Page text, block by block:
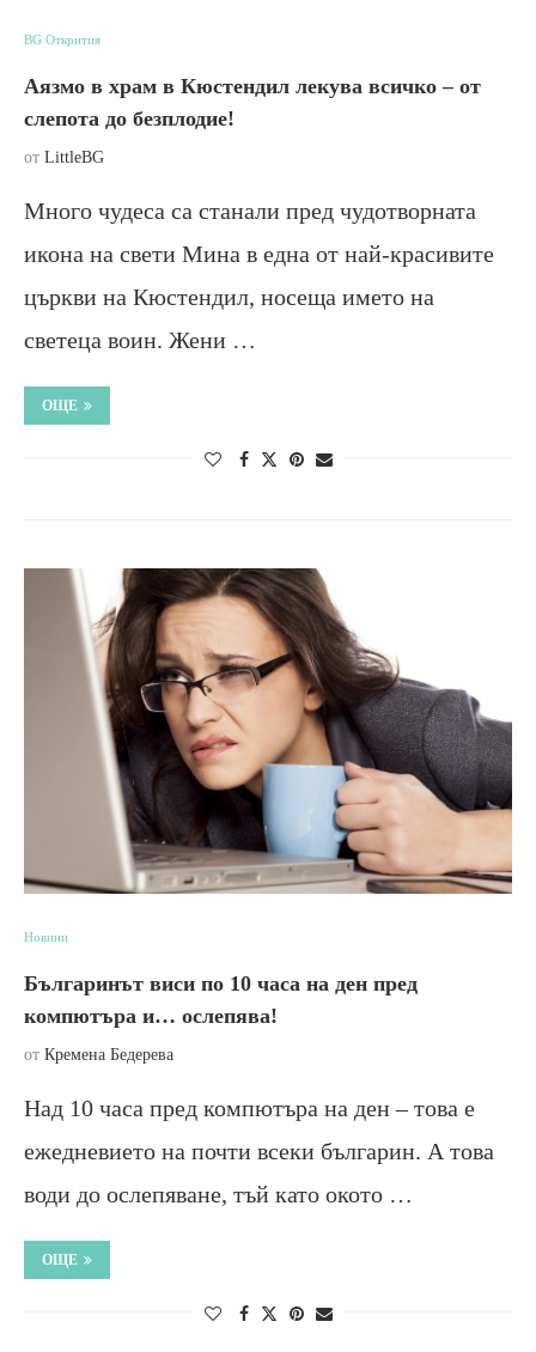
BG Открития
Аязмо в храм в Кюстендил лекува всичко – от
слепота до безплодие!
от LittleBG
Много чудеса са станали пред чудотворната
икона на свети Мина в една от най-красивите
църкви на Кюстендил, носеща името на
светеца воин. Жени …
ОЩЕ
Новини
Българинът виси по 10 часа на ден пред
компютъра и… ослепява!
от Кремена Бедерева
Над 10 часа пред компютъра на ден – това е
ежедневието на почти всеки българин. А това
води до ослепяване, тъй като окото …
ОЩЕ